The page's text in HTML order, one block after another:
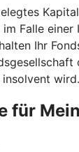
Falle einer
Ihr
wird.
für